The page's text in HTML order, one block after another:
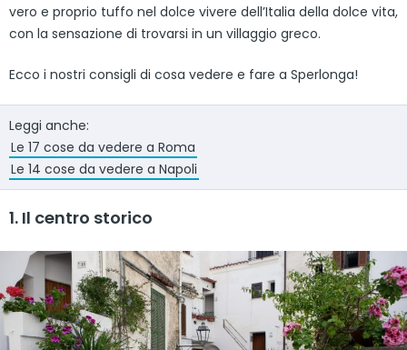
vero e proprio tuffo nel dolce vivere dell’Italia della dolce vita,
con la sensazione di trovarsi in un villaggio greco.
Ecco i nostri consigli di cosa vedere e fare a Sperlonga!
Leggi anche:
Le 17 cose da vedere a Roma
Le 14 cose da vedere a Napoli
1. Il centro storico